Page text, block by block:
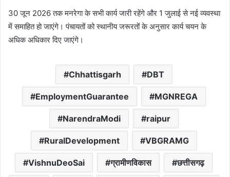
30 जून 2026 तक मनरेगा के सभी कार्य जारी रहेंगे और 1 जुलाई से नई व्यवस्था
में समाहित हो जाएंगे। पंचायतों को स्थानीय जरूरतों के अनुसार कार्य चयन के
अधिक अधिकार दिए जाएंगे।
Chhattisgarh DBT
EmploymentGuarantee MGNREGA
NarendraModi raipur
RuralDevelopment VBGRAMG
VishnuDeoSai ग्रामीणविकास छत्तीसगढ़